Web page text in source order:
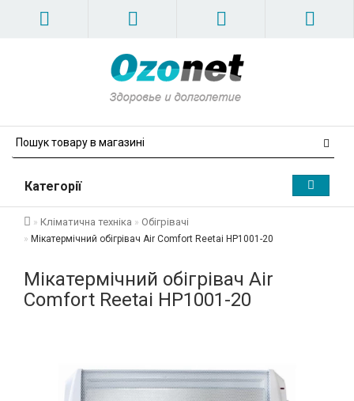
Категорії
Кліматична техніка Обігрівачі
Мікатермічний обігрівач Air Comfort Reetai HP1001-20
Мікатермічний обігрівач Air
Comfort Reetai HP1001-20